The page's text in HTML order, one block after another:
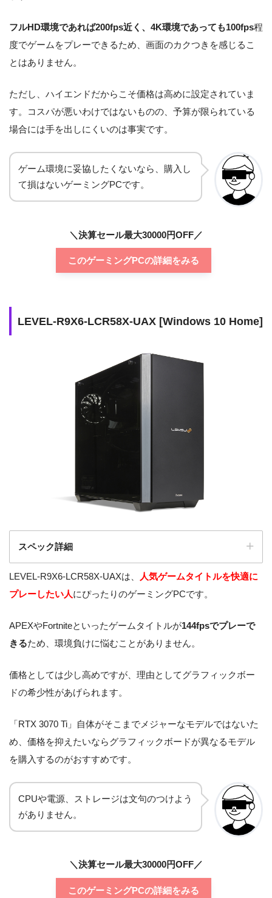
GPU
NVIDIA GeForce RTX 3080
マザーボード
ーボード
メモリ 16GB
SSD 1TB NVMe SSD
800W ATX電源 80PLUS TIT
購入するデメリット
価格は高め
290,980 円(税込)
フルHD環境であれば200fps近く、4K環境であっても100fps程
度でゲームをプレーできるため、画面のカクつきを感じるこ
とはありません。
ただし、ハイエンドだからこそ価格は高めに設定されていま
す。コスパが悪いわけではないものの、予算が限られている
場合には手を出しにくいのは事実です。
ゲーム環境に妥協したくないなら、購入し
て損はないゲーミングPCです。
＼決算セール最大30000円OFF／
このゲーミングPCの詳細をみる
LEVEL-R9X6-LCR58X-UAX [Windows 10 Home]
スペック詳細
製品名
[Windows 10 Home]
OS Windows 10 Home 64ビット
GPU
NVIDIA GeForce RTX 3070
マザーボード
AMD X570 チップセットマ
メモリ
SSD 1TB NVMe SSD
HDD
800W ATX電源 80PLUS TIT
光学ドライブ なし
LEVEL-R9X6-LCR58X-UAXは、
人気ゲームタイトルを快適に
プレーしたい人にぴったりのゲーミングPCです。
APEXやFortniteといったゲームタイトルが144fpsでプレーで
きるため、環境負けに悩むことがありません。
価格としては少し高めですが、理由としてグラフィックボー
ドの希少性があげられます。
「RTX 3070 Ti」自体がそこまでメジャーなモデルではないた
め、価格を抑えたいならグラフィックボードが異なるモデル
を購入するのがおすすめです。
CPUや電源、ストレージは文句のつけよう
がありません。
＼決算セール最大30000円OFF／
このゲーミングPCの詳細をみる